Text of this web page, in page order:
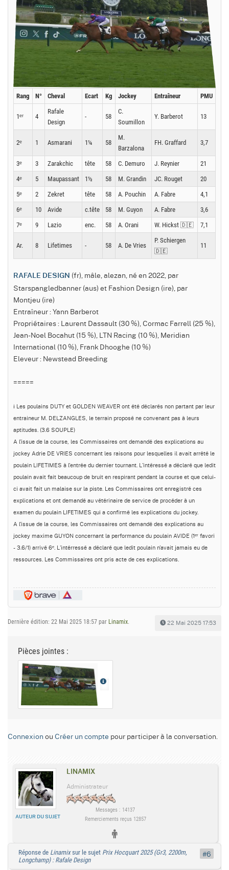
Rang N° Cheval Ecart Kg Jockey Entraîneur PMU
1ᵉʳ 4
Rafale
Design
- 58
C.
Soumillon
Y. Barberot 13
2ᵉ 1 Asmarani 1¼ 58
M.
Barzalona
FH. Graffard 3,7
3ᵉ 3 Zarakchic tête 58 C. Demuro J. Reynier
21
4ᵉ
5 Maupassant 1½ 58 M. Grandin JC. Rouget
20
5ᵉ
2 Zekret tête 58 A. Pouchin A. Fabre
4,1
6ᵉ
10 Avide c.tête 58 M. Guyon A. Fabre
3,6
7ᵉ
9 Lazio enc. 58 A. Orani W. Hickst 🇩🇪 7,1
Ar. 8 Lifetimes - 58 A. De Vries
P. Schiergen
🇩🇪
11
RAFALE DESIGN (fr), mâle, alezan, né en 2022, par
Starspangledbanner (aus) et Fashion Design (ire), par
Montjeu (ire)
Entraîneur : Yann Barberot
Propriétaires : Laurent Dassault (30 %), Cormac Farrell (25 %),
Jean-Noel Bocahut (15 %), LTN Racing (10 %), Meridian
International (10 %), Frank Dhooghe (10 %)
Eleveur : Newstead Breeding
=====
ℹ️ Les poulains DUTY et GOLDEN WEAVER ont été déclarés non partant par leur
entraineur M. DELZANGLES, le terrain proposé ne convenant pas à leurs
aptitudes. (3.6 SOUPLE)
A l'issue de la course, les Commissaires ont demandé des explications au
jockey Adrie DE VRIES concernant les raisons pour lesquelles il avait arrêté le
poulain LIFETIMES à l'entrée du dernier tournant. L'intéressé a déclaré que ledit
poulain avait fait beaucoup de bruit en respirant pendant la course et que celui-
ci avait fait un malaise sur la piste. Les Commissaires ont enregistré ces
explications et ont demandé au vétérinaire de service de procéder à un
examen du poulain LIFETIMES qui a confirmé les explications du jockey.
A l'issue de la course, les Commissaires ont demandé des explications au
jockey maxime GUYON concernant la performance du poulain AVIDE (1ᵉʳ favori
- 3.6/1) arrivé 6ᵉ. L'intérressé a déclaré que ledit poulain n'avait jamais eu de
ressources. Les Commissaires ont pris acte de ces explications.
Dernière édition: 22 Mai 2025 18:57 par Linamix. 22 Mai 2025 17:53
Pièces jointes :
Connexion ou Créer un compte pour participer à la conversation.
LINAMIX
AUTEUR DU SUJET
Administrateur
Messages : 14137
Remerciements reçus 12857
Réponse de Linamixsur le sujet Prix Hocquart 2025 (Gr3, 2200m,
Longchamp) : Rafale Design
#6